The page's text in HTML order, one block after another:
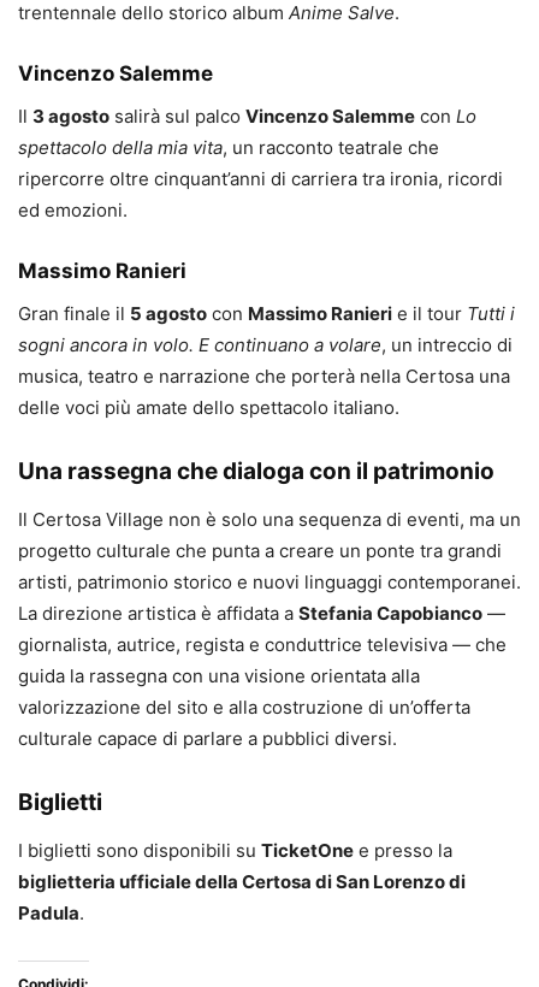
trentennale dello storico album Anime Salve.
Vincenzo Salemme
Il 3 agosto salirà sul palco Vincenzo Salemme con Lo
spettacolo della mia vita, un racconto teatrale che
ripercorre oltre cinquant’anni di carriera tra ironia, ricordi
ed emozioni.
Massimo Ranieri
Gran finale il 5 agosto con Massimo Ranieri e il tour Tutti i
sogni ancora in volo. E continuano a volare, un intreccio di
musica, teatro e narrazione che porterà nella Certosa una
delle voci più amate dello spettacolo italiano.
Una rassegna che dialoga con il patrimonio
Il Certosa Village non è solo una sequenza di eventi, ma un
progetto culturale che punta a creare un ponte tra grandi
artisti, patrimonio storico e nuovi linguaggi contemporanei.
La direzione artistica è affidata a Stefania Capobianco —
giornalista, autrice, regista e conduttrice televisiva — che
guida la rassegna con una visione orientata alla
valorizzazione del sito e alla costruzione di un’offerta
culturale capace di parlare a pubblici diversi.
Biglietti
I biglietti sono disponibili su TicketOne e presso la
biglietteria ufficiale della Certosa di San Lorenzo di
Padula.